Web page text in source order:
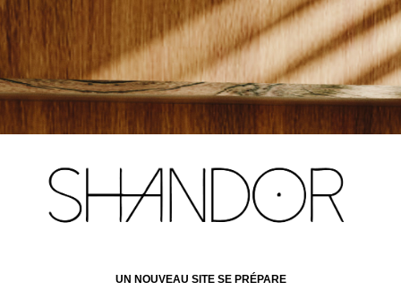
UN NOUVEAU SITE SE PRÉPARE